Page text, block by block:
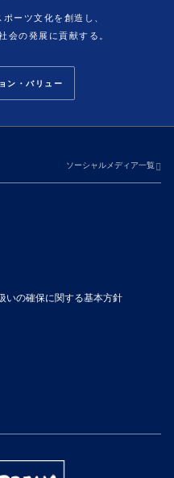
ーツ文化を創造し、
会の発展に貢献する。
ン・バリュー
ソーシャルメディア一覧
いの確保に関する基本方針